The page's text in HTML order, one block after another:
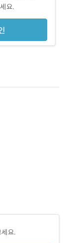
요.
요.